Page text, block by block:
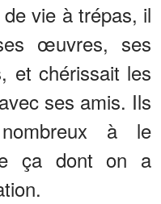
vie à trépas, il
œuvres, ses
et chérissait les
ses amis. Ils
à le
ça dont on a